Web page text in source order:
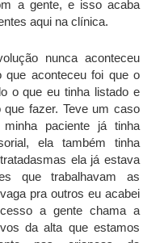
a gente, e isso acaba
aqui na clínica.
nunca aconteceu
que aconteceu foi que o
o que eu tinha listado e
fazer. Teve um caso
paciente já tinha
ela também tinha
ela já estava
que trabalhavam as
pra outros eu acabei
a gente chama a
da alta que estamos